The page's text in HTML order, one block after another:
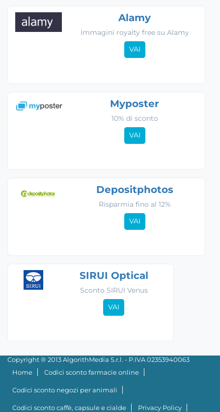
Alamy
Immagini royalty free su Alamy
VAI
Myposter
10% di sconto
VAI
Depositphotos
Risparmia fino al 12%
VAI
SIRUI Optical
Sconto SIRUI Venus
VAI
Copyright ® 2013 AlgorithMedia S.r.l. - P.IVA 02353940063
Home
Codici sconto farmacie online
Codici sconto negozi per animali
Codici sconto caffè, capsule e cialde Privacy Policy